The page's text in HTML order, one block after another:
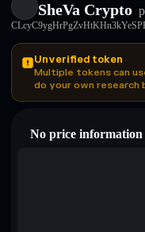
SheVa Crypto
Unverified token
Multiple tokens can
do your own research
No price information